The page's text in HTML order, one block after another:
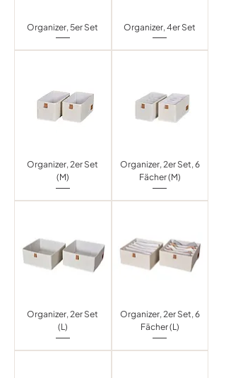
Organizer, 5er Set Organizer, 4er Set
Organizer, 2er Set
(M)
Organizer, 2er Set, 6
Fächer (M)
Organizer, 2er Set
(L)
Organizer, 2er Set, 6
Fächer (L)